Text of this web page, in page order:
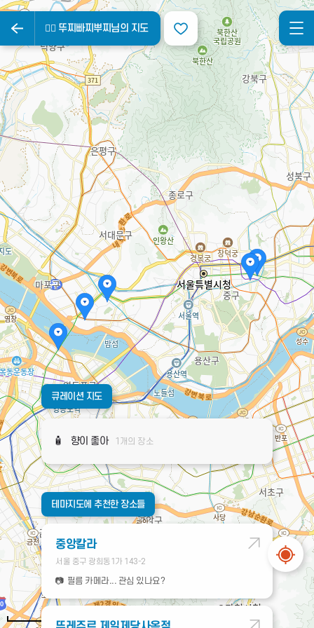
🧞‍♂️ 뚜찌빠찌뿌찌님의 지도
2km
큐레이션 지도
🧴 향이 좋아 1개의 장소
테마지도에 추천한 장소들
중앙칼라
서울 중구 광희동1가 143-2
📷 필름 카메라... 관심 있나요?